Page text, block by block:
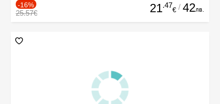
-16%
25.57€ 21.47
€ / 42лв.